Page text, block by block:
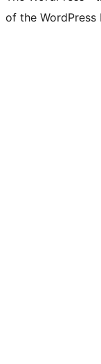
of the WordPress